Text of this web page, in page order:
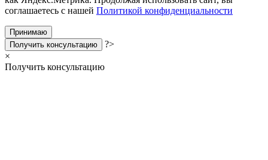
соглашаетесь с нашей Политикой конфиденциальности
Принимаю
Получить консультацию
?>
×
Получить консультацию